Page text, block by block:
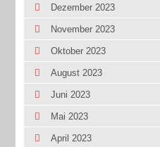
Dezember 2023
November 2023
Oktober 2023
August 2023
Juni 2023
Mai 2023
April 2023